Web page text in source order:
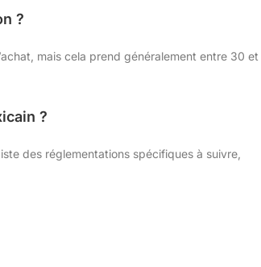
?
mais cela prend généralement entre 30 et
?
des réglementations spécifiques à suivre,